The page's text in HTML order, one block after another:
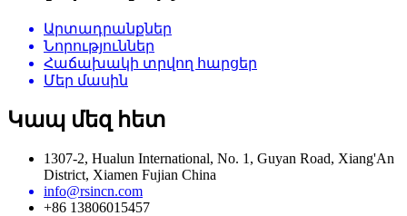
Արտադրանքներ
Նորություններ
Հաճախակի տրվող հարցեր
Մեր մասին
Կապ մեզ հետ
1307-2, Hualun International, No. 1, Guyan Road, Xiang'An
District, Xiamen Fujian China
info@rsincn.com
+86 13806015457